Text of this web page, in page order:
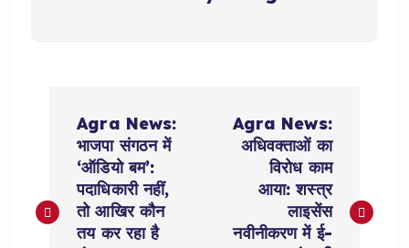
s
Agra News:
भाजपा संगठन में
‘ऑडियो बम’:
पदाधिकारी नहीं,
तो आखिर कौन
तय कर रहा है
Agra News:
अधिवक्ताओं का
विरोध काम
आया: शस्त्र
लाइसेंस
नवीनीकरण में ई-